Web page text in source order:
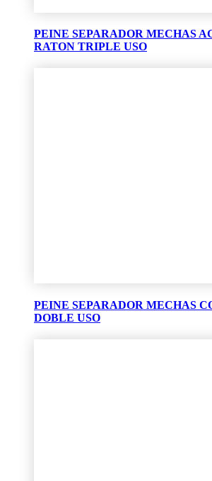
PEINE SEPARADOR MECHAS
RATON TRIPLE USO
PEINE SEPARADOR MECHAS
DOBLE USO